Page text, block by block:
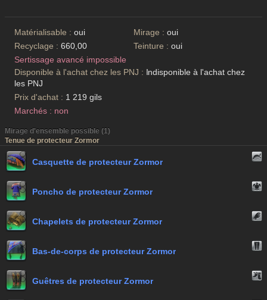
Matérialisable : oui Mirage : oui
Recyclage : 660,00 Teinture : oui
Sertissage avancé impossible
Disponible à l'achat chez les PNJ : Indisponible à l'achat chez
les PNJ
Prix d'achat : 1 219 gils
Marchés : non
Mirage d'ensemble possible (1)
Tenue de protecteur Zormor
Casquette de protecteur Zormor
Poncho de protecteur Zormor
Chapelets de protecteur Zormor
Bas-de-corps de protecteur Zormor
Guêtres de protecteur Zormor